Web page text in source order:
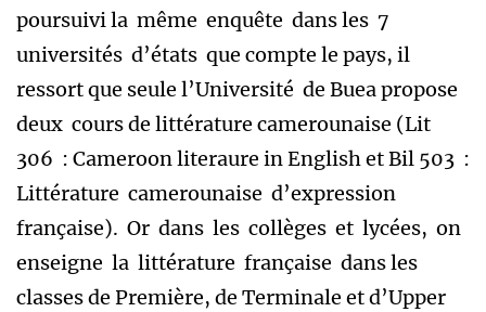
poursuivi la même enquête dans les 7
universités d’états que compte le pays, il
ressort que seule l’Université de Buea propose
deux cours de littérature camerounaise (Lit
306 : Cameroon literaure in English et Bil 503 :
Littérature camerounaise d’expression
française). Or dans les collèges et lycées, on
enseigne la littérature française dans les
classes de Première, de Terminale et d’Upper